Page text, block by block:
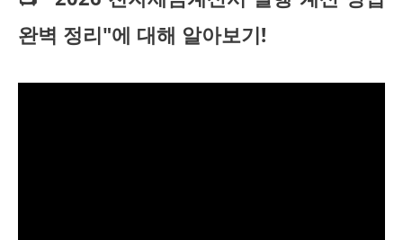
완벽 정리"에 대해 알아보기!